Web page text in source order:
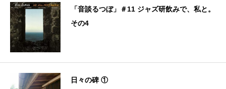
「音談るつぼ」＃11 ジャズ研飲みで、私と。
その4
日々の碑 ①